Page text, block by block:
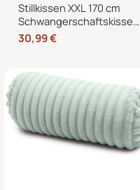
Stillkissen XXL 170 cm
Schwangerschaftskissen
Seitenschläferkissen U-
Form – Lagerungskissen
abnehmbarem Bezug
30,99€